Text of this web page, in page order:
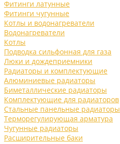
Фитинги латунные
Фитинги чугунные
Котлы и водонагреватели
Водонагреватели
Котлы
Подводка сильфонная для газа
Люки и дождеприемники
Радиаторы и комплектующие
Алюминиевые радиаторы
Биметаллические радиаторы
Комплектующие для радиаторов
Стальные панельные радиаторы
Терморегулирующая арматура
Чугунные радиаторы
Расширительные баки